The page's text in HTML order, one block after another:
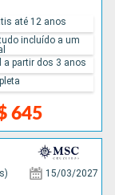
645
até 12 anos
incluído a um
a partir dos 3 anos
15/03/2027